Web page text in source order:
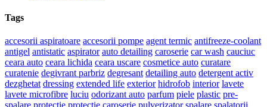
Tags
accesorii aspiratoare accesorii pompe agent termic antifreeze-coolant
antigel antistatic aspirator auto detailing caroserie car wash cauciuc
ceara auto ceara lichida ceara uscare cosmetice auto curatare
curatenie degivrant parbriz degresant detailing auto detergent activ
dezghetat dressing extended life exterior hidrofob interior lavete
lavete microfibre luciu odorizant auto parfum piele plastic pre-
spalare protectie protectie caroserie pulverizator spalare spalatorii